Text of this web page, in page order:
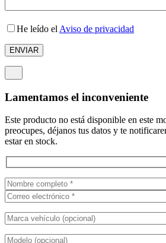
He leído el Aviso de privacidad
Lamentamos el inconveniente
Este producto no está disponible en este
preocupes, déjanos tus datos y te
estar en stock.